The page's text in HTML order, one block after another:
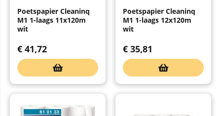
Poetspapier Cleaninq
M1 1-laags 11x120m
wit
€ 41,72
Poetspapier Cleaninq
M1 1-laags 12x120m
wit
€ 35,81